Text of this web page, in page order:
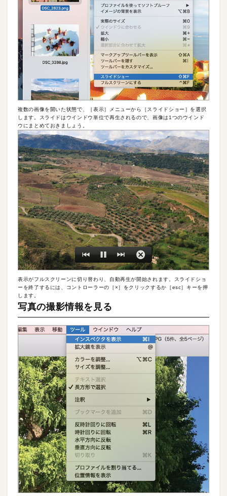
複数の画像を開いた状態で、［表示］メニューから［スライドショー］を選択
します。スライドはウインドウ単位で再生されるので、画像は1つのウインド
ウにまとめておきましょう。
表示がフルスクリーンに切り替わり、自動再生が開始されます。スライドショ
ーを終了するには、コントローラーの［×］をクリックするか［esc］キーを押
します。
写真の撮影情報を見る